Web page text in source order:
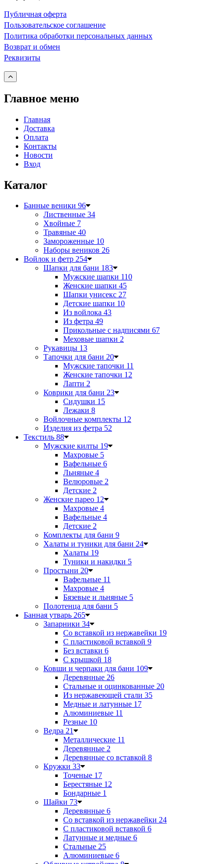
Публичная оферта
Пользовательское соглашение
Политика обработки персональных данных
Возврат и обмен
Реквизиты
Главное меню
Главная
Доставка
Оплата
Контакты
Новости
Вход
Каталог
Банные веники 96
Лиственные 34
Хвойные 7
Травяные 40
Замороженные 10
Наборы веников 26
Войлок и фетр 254
Шапки для бани 183
Мужские шапки 110
Женские шапки 45
Шапки унисекс 27
Детские шапки 10
Из войлока 43
Из фетра 49
Прикольные с надписями 67
Меховые шапки 2
Рукавицы 13
Тапочки для бани 20
Мужские тапочки 11
Женские тапочки 12
Лапти 2
Коврики для бани 23
Сидушки 15
Лежаки 8
Войлочные комплекты 12
Изделия из фетра 52
Текстиль 88
Мужские килты 19
Махровые 5
Вафельные 6
Льняные 4
Велюровые 2
Детские 2
Женские парео 12
Махровые 4
Вафельные 4
Детские 2
Комплекты для бани 9
Халаты и туники для бани 24
Халаты 19
Туники и накидки 5
Простыни 20
Вафельные 11
Махровые 4
Бязевые и льняные 5
Полотенца для бани 5
Банная утварь 265
Запарники 34
Со вставкой из нержавейки 19
С пластиковой вставкой 9
Без вставки 6
С крышкой 18
Ковши и черпаки для бани 109
Деревянные 26
Стальные и оцинкованные 20
Из нержавеющей стали 35
Медные и латунные 17
Алюминиевые 11
Резные 10
Ведра 21
Металлические 11
Деревянные 2
Деревянные со вставкой 8
Кружки 33
Точеные 17
Берестяные 12
Бондарные 1
Шайки 73
Деревянные 6
Со вставкой из нержавейки 24
С пластиковой вставкой 6
Латунные и медные 6
Стальные 25
Алюминиевые 6